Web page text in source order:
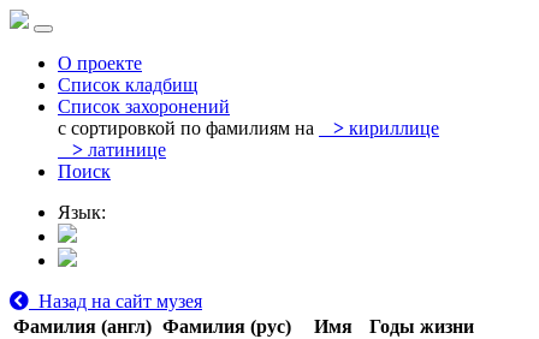
О проекте
Список кладбищ
Список захоронений
с сортировкой по фамилиям на
> кириллице
> латинице
Поиск
Язык:
Назад на сайт музея
Фамилия (англ) Фамилия (рус) Имя
Годы жизни